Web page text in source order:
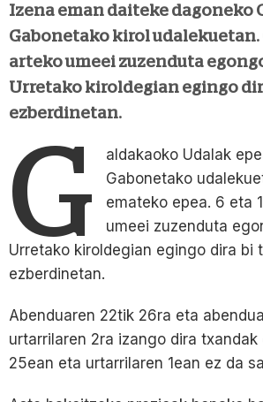
Izena eman daiteke dagoneko
Gabonetako kirol udalekuetan.
arteko umeei zuzenduta
Urretako kiroldegian egingo
ezberdinetan.
G
aldakaoko Udalak
Gabonetako
emateko epea. 6 eta
umeei zuzenduta
Urretako kiroldegian egingo dira bi
ezberdinetan.
Abenduaren 22tik 26ra eta
urtarrilaren 2ra izango dira txandak
25ean eta urtarrilaren 1ean ez da